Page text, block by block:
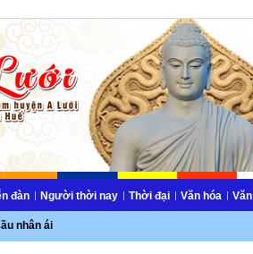
nhân ái
đàn Người thời nay Thời đại Văn hóa